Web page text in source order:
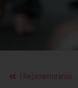
(Re)enamorarnos de nuestras parejas